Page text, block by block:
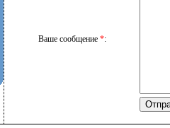
Ваше сообщение*: